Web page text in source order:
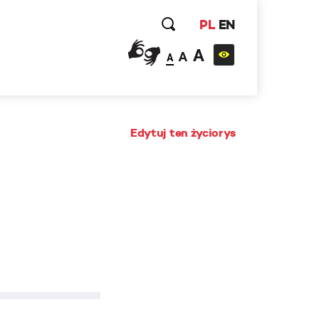
PL EN
A A A
Edytuj ten życiorys